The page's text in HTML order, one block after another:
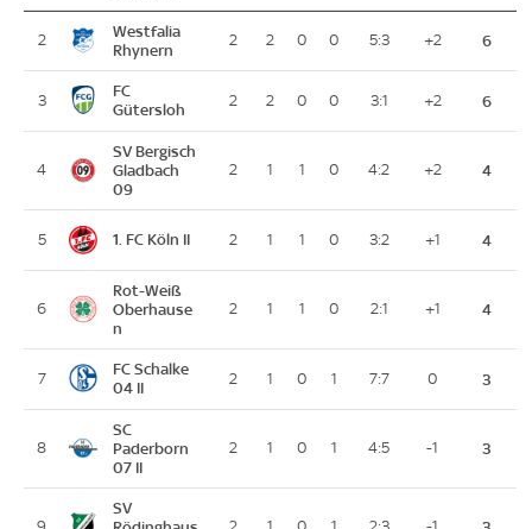
2
Westfalia
Rhynern
2 2 0 0 5:3 +2 6
3
FC
Gütersloh
2 2 0 0 3:1 +2 6
4
SV Bergisch
Gladbach
09
2 1 1 0 4:2 +2 4
5 1. FC Köln II 2 1 1 0 3:2 +1 4
6
Rot-Weiß
Oberhause
n
2 1 1 0 2:1 +1 4
7
FC Schalke
04 II
2 1 0 1 7:7 0 3
8
SC
Paderborn
07 II
2 1 0 1 4:5 -1 3
SV